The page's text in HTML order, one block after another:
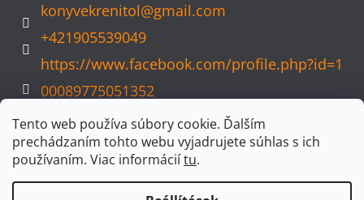
Tento web používa súbory cookie. Ďalším
prechádzaním tohto webu vyjadrujete súhlas s ich
používaním. Viac informáciítu.
konyvekrenitol@gmail.com
+421905539049
https://www.facebook.com/profile.php?id=1
00089775051352
konyvvarazs